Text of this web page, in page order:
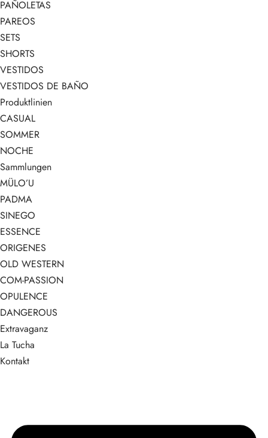
PAÑOLETAS
PAREOS
SETS
SHORTS
VESTIDOS
VESTIDOS DE BAÑO
Produktlinien
CASUAL
SOMMER
NOCHE
Sammlungen
MÜLO’U
PADMA
SINEGO
ESSENCE
ORIGENES
OLD WESTERN
COM-PASSION
OPULENCE
DANGEROUS
Extravaganz
La Tucha
Kontakt